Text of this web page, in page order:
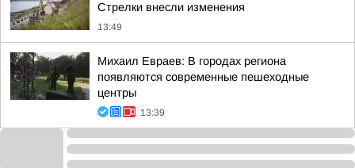
Стрелки внесли изменения
13:49
Михаил Евраев: В городах региона
появляются современные пешеходные
центры
13:39